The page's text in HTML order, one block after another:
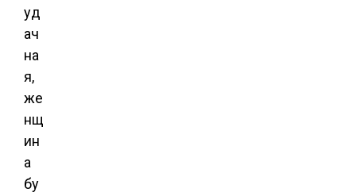
уд
ач
на
я,
же
нщ
ин
а
бу